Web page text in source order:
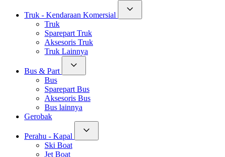
Truk - Kendaraan Komersial
Truk
Sparepart Truk
Aksesoris Truk
Truk Lainnya
Bus & Part
Bus
Sparepart Bus
Aksesoris Bus
Bus lainnya
Gerobak
Perahu - Kapal
Ski Boat
Jet Boat